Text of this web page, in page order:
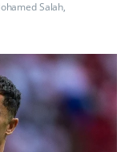
Salah,